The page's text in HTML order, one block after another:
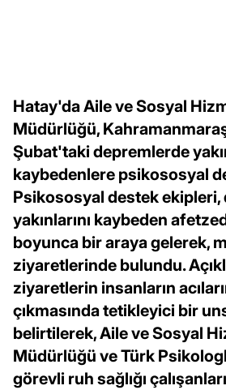
Hatay'da Aile ve Sosyal
Müdürlüğü,
Şubat'taki depremlerde
kaybedenlere psikososyal
Psikososyal destek ekipleri,
yakınlarını kaybeden
boyunca bir araya gelerek,
ziyaretlerinde bulundu.
ziyaretlerin insanların
çıkmasında tetikleyici bir
belirtilerek, Aile ve Sosyal
Müdürlüğü ve Türk
görevli ruh sağlığı